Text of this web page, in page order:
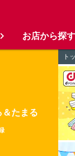
たまる
ト
お店から探す